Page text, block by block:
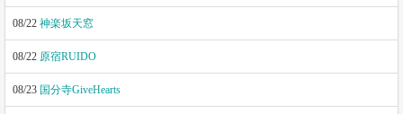
08/22 神楽坂天窓
08/22 原宿RUIDO
08/23 国分寺GiveHearts